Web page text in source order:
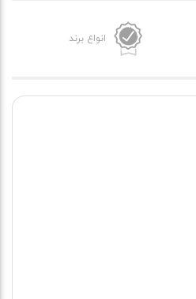
انواع برند